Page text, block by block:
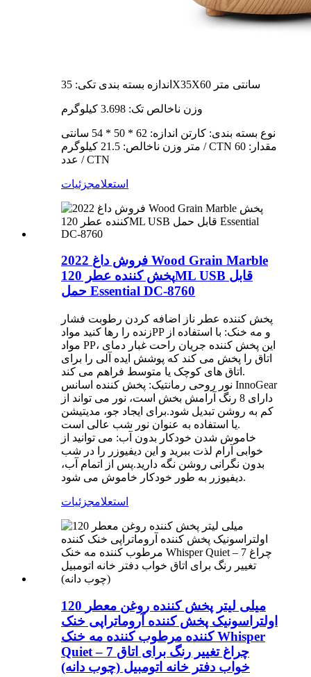
اندازه بسته بندی تکی: 35X35X60 سانتی متر
وزن ناخالص تک: 3.698 کیلوگرم
نوع بسته بندی: کارتن اندازه: 62 * 50 * 54 سانتی
متر وزن ناخالص: 21.5 کیلوگرم / CTN مقدار: 60
عدد / CTN
استعلامجزئیات
2022 فروش داغ Wood Grain Marble
پخش کننده عطر 120ML USB قابل
حمل Essential DC-8760
پخش کننده عطر ناز اضافه کردن رطوبت فشار
زنده را رها کنید موادPP و مه خنک: با استفاده از
مواد PP، این پخش کننده جریان راحت غبار دمای
اتاق را پخش می کند که پوشش ایده آلی را برای
اتاق های کوچک یا متوسط ​​فراهم می کند.
نور روحی رمانتیک: پخش کننده اسانس InnoGear
دارای 8 رنگ آرامش بخش است، نور می تواند از
کم به روشن تبدیل شود.برای ایجاد جو، مدیتیشن
یا استفاده به عنوان نور شب عالی است.
خاموش شدن خودکار بدون آب: می توانید از
خوابی آرام لذت ببرید و این دیفیوزر را در شب
بدون نگرانی روشن نگه دارید.پس از اتمام آب،
دیفیوزر به طور خودکار خاموش می شود.
استعلامجزئیات
120 میلی لیتر پخش کننده روغن معطر
اولتراسونیک پخش کننده آروماتراپی خنک
کننده مرطوب کننده مه خنک Whisper
Quiet – 7 چراغ تغییر رنگ برای اتاق
خواب دفتر خانه اتومبیل (چوب دانه)